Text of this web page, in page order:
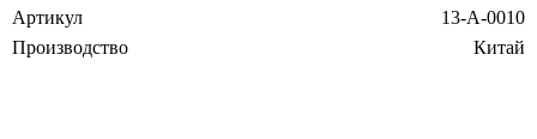
Артикул
13-А-0010
Производство
Китай